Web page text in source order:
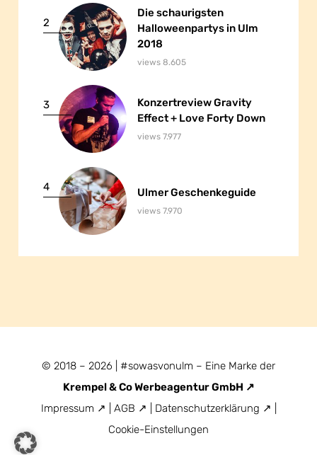
2
Die schaurigsten
Halloweenpartys in Ulm
2018
Die schaurigsten
Halloweenpartys in Ulm
2018
views 8.605
3
Konzertreview Gravity
Effect + Love Forty Down
Konzertreview Gravity
Effect + Love Forty Down
views 7.977
4 Ulmer Geschenkeguide
Ulmer Geschenkeguide
views 7.970
© 2018 – 2026 | #sowasvonulm – Eine Marke der
Krempel & Co Werbeagentur GmbH
Impressum
AGB Datenschutzerklärung
Cookie-Einstellungen